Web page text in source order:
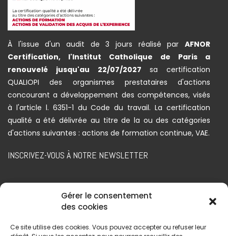
Gérer le consentement
des cookies
Ce site utilise des cookies. Vous pouvez accepter ou refuser leur
À l'issue d'un audit de 3 jours réalisé par AFNOR
Certification, l'Institut Catholique de Paris a
renouvelé jusqu'au 22/07/2027 sa certification
QUALIOPI des organismes prestataires d'actions
concourant a développement des compétences, visés
à l'article l. 6351-1 du Code du travail. La certification
qualité a été délivrée au titre de la ou des catégories
d'actions suivantes : actions de formation continue, VAE.
INSCRIVEZ-VOUS À NOTRE NEWSLETTER